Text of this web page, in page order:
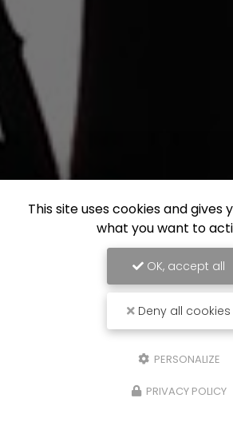
This site uses cookies and gives
what you want to
OK, accept all
Deny all cookies
PERSONALIZE
PRIVACY POLICY